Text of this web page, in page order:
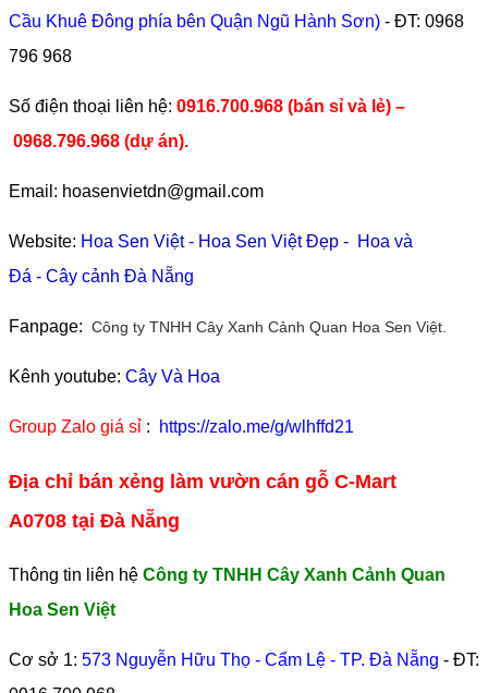
Cầu Khuê Đông phía bên Quận Ngũ Hành Sơn) - ĐT: 0968
796 968
​Số điện thoại liên hệ: 0916.700.968 (bán sỉ và lẻ) –
0968.796.968 (dự án).
Email: hoasenvietdn@gmail.com
Website: Hoa Sen Việt- Hoa Sen Việt Đẹp - Hoa và
Đá - Cây cảnh Đà Nẵng
Fanpage: Công ty TNHH Cây Xanh Cảnh Quan Hoa Sen Việt.
Kênh youtube: Cây Và Hoa
Group Zalo giá sỉ : https://zalo.me/g/wlhffd21
Địa chỉ bán xẻng làm vườn cán gỗ C-Mart
A0708 tại Đà Nẵng
Thông tin liên hệ Công ty TNHH Cây Xanh Cảnh Quan
Hoa Sen Việt
Cơ sở 1: 573 Nguyễn Hữu Thọ - Cẩm Lệ - TP. Đà Nẵng - ĐT: